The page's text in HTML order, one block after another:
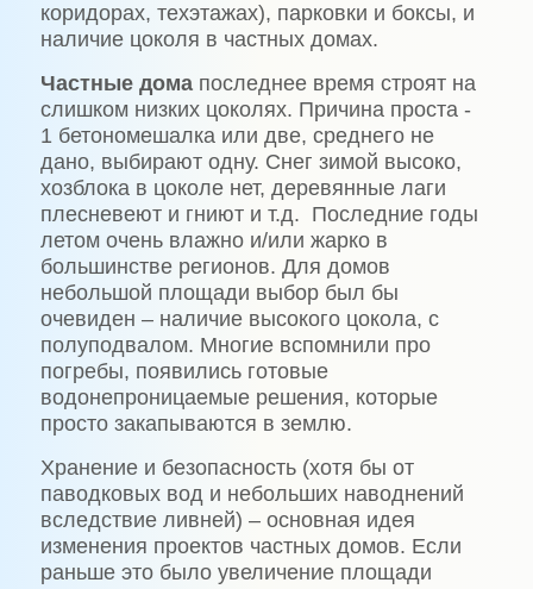
коридорах, техэтажах), парковки и боксы, и
наличие цоколя в частных домах.
Частные домапоследнее время строят на
слишком низких цоколях. Причина проста -
1 бетономешалка или две, среднего не
дано, выбирают одну. Снег зимой высоко,
хозблока в цоколе нет, деревянные лаги
плесневеют и гниют и т.д. Последние годы
летом очень влажно и/или жарко в
большинстве регионов. Для домов
небольшой площади выбор был бы
очевиден – наличие высокого цокола, с
полуподвалом. Многие вспомнили про
погребы, появились готовые
водонепроницаемые решения, которые
просто закапываются в землю.
Хранение и безопасность (хотя бы от
паводковых вод и небольших наводнений
вследствие ливней) – основная идея
изменения проектов частных домов. Если
раньше это было увеличение площади